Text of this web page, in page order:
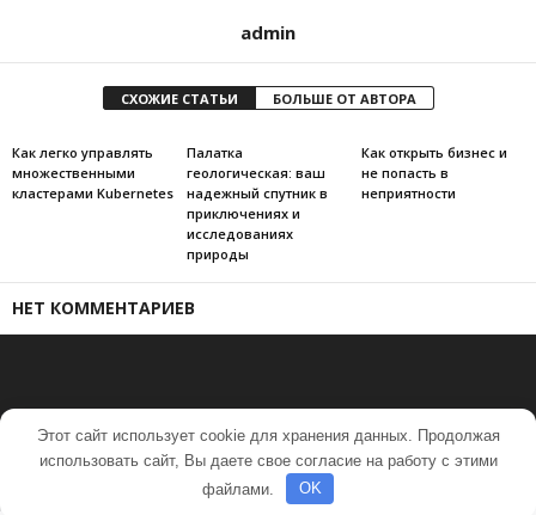
admin
СХОЖИЕ СТАТЬИ БОЛЬШЕ ОТ АВТОРА
Как легко управлять
множественными
кластерами Kubernetes
Палатка
геологическая: ваш
надежный спутник в
приключениях и
исследованиях
природы
Как открыть бизнес и
не попасть в
неприятности
НЕТ КОММЕНТАРИЕВ
© 2017-2020 Портал по строительству
Этот сайт использует cookie для хранения данных. Продолжая
использовать сайт, Вы даете свое согласие на работу с этими
файлами.
OK